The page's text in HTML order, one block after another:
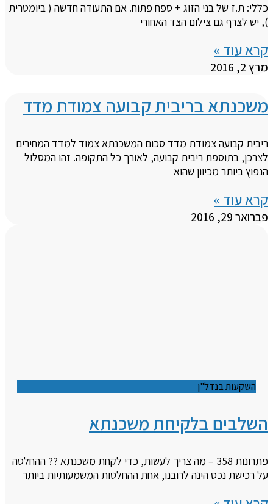
כללי: ת.ז של בני הזוג + ספח פתוח. אם התעודה חדשה ( ביומטרית
), יש לצרף גם צילום הצד האחורי
קרא עוד »
מרץ 2, 2016
משכנתא בריבית קבועה צמודת מדד
ריבית קבועה צמודת מדד סכום המשכנתא צמוד למדד המחירים
לצרכן, בתוספת ריבית קבועה, לאורך כל התקופה. זהו המסלול
הנפוץ ביותר מכיוון שהוא
קרא עוד »
פברואר 29, 2016
השקעות בנדל"ן
השלבים בלקיחת משכנתא
פתרונות 358 – מה צריך לעשות, כדי לקחת משכנתא ?? ההחלטה
על רכישת נכס הינה לרובנו, אחת ההחלטות המשמעותיות ביותר